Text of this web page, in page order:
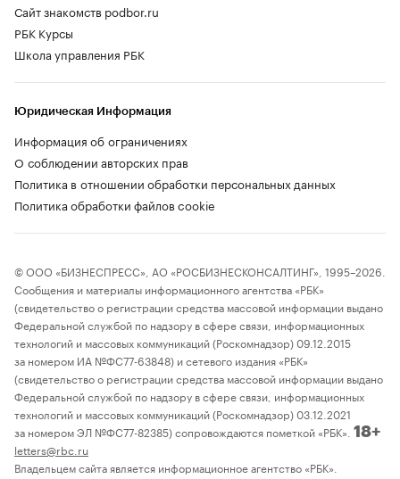
Сайт знакомств podbor.ru
РБК Курсы
Школа управления РБК
Юридическая Информация
Информация об ограничениях
О соблюдении авторских прав
Политика в отношении обработки персональных данных
Политика обработки файлов cookie
© ООО «БИЗНЕСПРЕСС», АО «РОСБИЗНЕСКОНСАЛТИНГ», 1995–2026.
Сообщения и материалы информационного агентства «РБК»
(свидетельство о регистрации средства массовой информации выдано
Федеральной службой по надзору в сфере связи, информационных
технологий и массовых коммуникаций (Роскомнадзор) 09.12.2015
за номером ИА №ФС77-63848) и сетевого издания «РБК»
(свидетельство о регистрации средства массовой информации выдано
Федеральной службой по надзору в сфере связи, информационных
технологий и массовых коммуникаций (Роскомнадзор) 03.12.2021
за номером ЭЛ №ФС77-82385) сопровождаются пометкой «РБК». 18+
letters@rbc.ru
Владельцем сайта является информационное агентство «РБК».